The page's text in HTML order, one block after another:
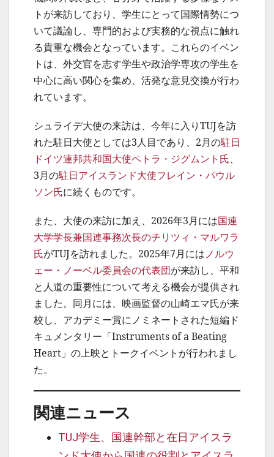
トが来訪しており、学生にとって国際情勢につ
いて議論し、専門的および実務的な視点に触れ
る貴重な機会となっています。これらのイベン
トは、外交官を志す学生や政治学専攻の学生を
中心に高い関心を集め、活発な意見交換が行わ
れています。
シュライデ大使の来訪は、今年に入りTUJを訪
れた駐日大使としては3人目であり、2月の駐日
ドイツ連邦共和国大使ペトラ・ジグムント氏、
3月の駐日アイスランド大使フレイン・パウル
ソン氏に続くものです。
また、大使の来訪に加え、2026年3月には国連
大学学長兼国連事務次長のチリツィ・マルワラ
氏がTUJを訪れました。2025年7月にはノルウ
ェー・ノーベル委員会の代表団が来訪し、平和
と人道の重要性について考える機会が提供され
ました。同月には、映画監督の山崎エマ氏が来
校し、アカデミー賞にノミネートされた短編ド
キュメンタリー「Instruments of a Beating
Heart」の上映とトークイベントが行われまし
た。
関連ニュース
TUJ学生、国連幹部と在日アイスラ